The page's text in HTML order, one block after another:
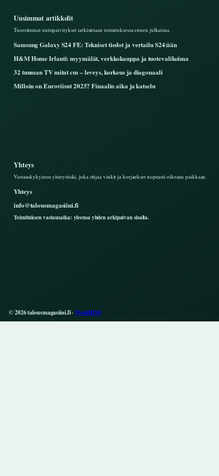
Uusimmat artikkelit
Tuoreimmat uutispaivitykset tarkistetaan toimituksessa ennen julkaisua.
Samsung Galaxy S24 FE: Tekniset tiedot ja vertailu S24:ään
H&M Home Irlanti: myymälät, verkkokauppa ja tuotevalikoima
32 tuuman TV mitat cm – leveys, korkeus ja diagonaali
Milloin on Euroviisut 2025? Finaalin aika ja katselu
Yhteys
Vastauskykyinen yhteystiski, joka ohjaa vinkit ja korjaukset nopeasti oikeaan paikkaan.
Yhteys
info@talousmagasiini.fi
Toimituksen vastausaika: yleensa yhden arkipaivan sisalla.
© 2026 talousmagasiini.fi ·WorldRSS